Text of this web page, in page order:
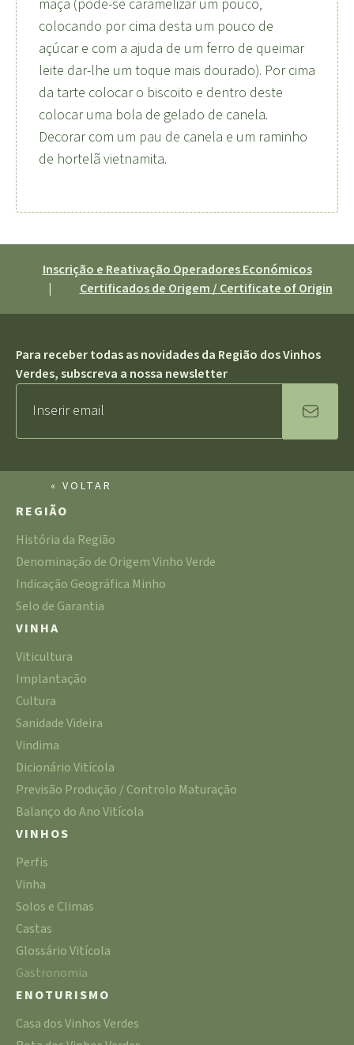
maçã (pode-se caramelizar um pouco,
colocando por cima desta um pouco de
açúcar e com a ajuda de um ferro de queimar
leite dar-lhe um toque mais dourado). Por cima
da tarte colocar o biscoito e dentro deste
colocar uma bola de gelado de canela.
Decorar com um pau de canela e um raminho
de hortelã vietnamita.
Inscrição e Reativação Operadores Económicos
|
Certificados de Origem / Certificate of Origin
Para receber todas as novidades da Região dos Vinhos
Verdes, subscreva a nossa newsletter
« VOLTAR
REGIÃO
História da Região
Denominação de Origem Vinho Verde
Indicação Geográfica Minho
Selo de Garantia
VINHA
Viticultura
Implantação
Cultura
Sanidade Videira
Vindima
Dicionário Vitícola
Previsão Produção / Controlo Maturação
Balanço do Ano Vitícola
VINHOS
Perfis
Vinha
Solos e Climas
Castas
Glossário Vitícola
Gastronomia
ENOTURISMO
Casa dos Vinhos Verdes